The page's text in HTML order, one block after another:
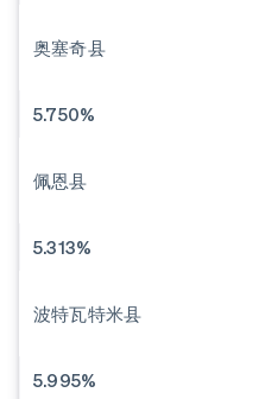
奥塞奇县
5.750%
佩恩县
5.313%
波特瓦特米县
5.995%